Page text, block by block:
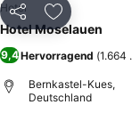
Teilen Zu
Hotel
Hotel Moselauen
9,4Hervorragend (1.664
Bernkastel-Kues,
Deutschland